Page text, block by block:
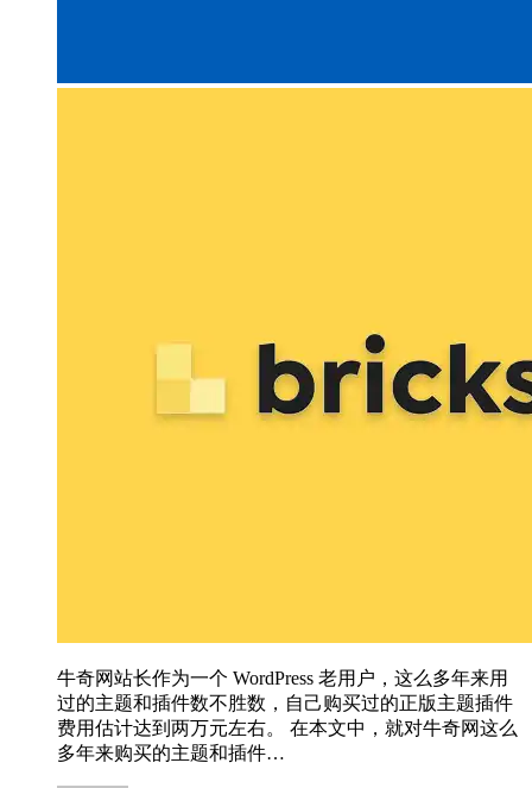
牛奇网站长作为一个 WordPress 老用户，这么多年来用
过的主题和插件数不胜数，自己购买过的正版主题插件
费用估计达到两万元左右。 在本文中，就对牛奇网这么
多年来购买的主题和插件…